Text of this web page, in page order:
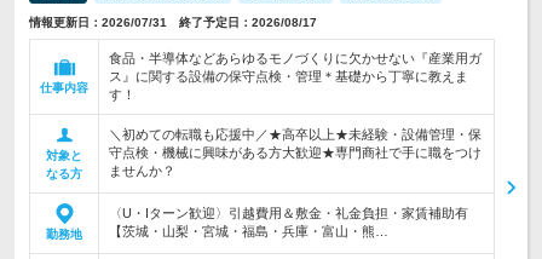
情報更新日：2026/07/31 終了予定日：2026/08/17
仕事内容
食品・半導体などあらゆるモノづくりに欠かせない『産業用ガ
ス』に関する設備の保守点検・管理＊基礎から丁寧に教えま
す！
対象と
なる方
＼初めての転職も応援中／★高卒以上★未経験・設備管理・保
守点検・機械に興味がある方大歓迎★専門商社で手に職をつけ
ませんか？
勤務地
〈U・Iターン歓迎〉引越費用＆敷金・礼金負担・家賃補助有
【茨城・山梨・宮城・福島・兵庫・富山・熊…